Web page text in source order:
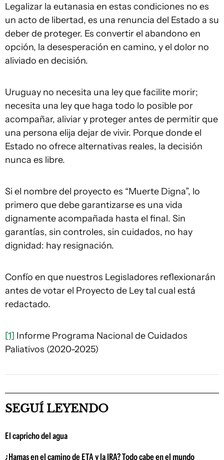
Legalizar la eutanasia en estas condiciones no es
un acto de libertad, es una renuncia del Estado a su
deber de proteger. Es convertir el abandono en
opción, la desesperación en camino, y el dolor no
aliviado en decisión.
Uruguay no necesita una ley que facilite morir;
necesita una ley que haga todo lo posible por
acompañar, aliviar y proteger antes de permitir que
una persona elija dejar de vivir. Porque donde el
Estado no ofrece alternativas reales, la decisión
nunca es libre.
Si el nombre del proyecto es “Muerte Digna”, lo
primero que debe garantizarse es una vida
dignamente acompañada hasta el final. Sin
garantías, sin controles, sin cuidados, no hay
dignidad: hay resignación.
Confío en que nuestros Legisladores reflexionarán
antes de votar el Proyecto de Ley tal cual está
redactado.
[1] Informe Programa Nacional de Cuidados
Paliativos (2020-2025)
SEGUÍ LEYENDO
El capricho del agua
¿Hamas en el camino de ETA y la IRA? Todo cabe en el mundo